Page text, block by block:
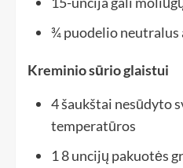
¾ puodelioneutralus
Kreminio sūrio glaistui
4 šaukštai nesūdyto
temperatūros
1 8 uncijų pakuotės